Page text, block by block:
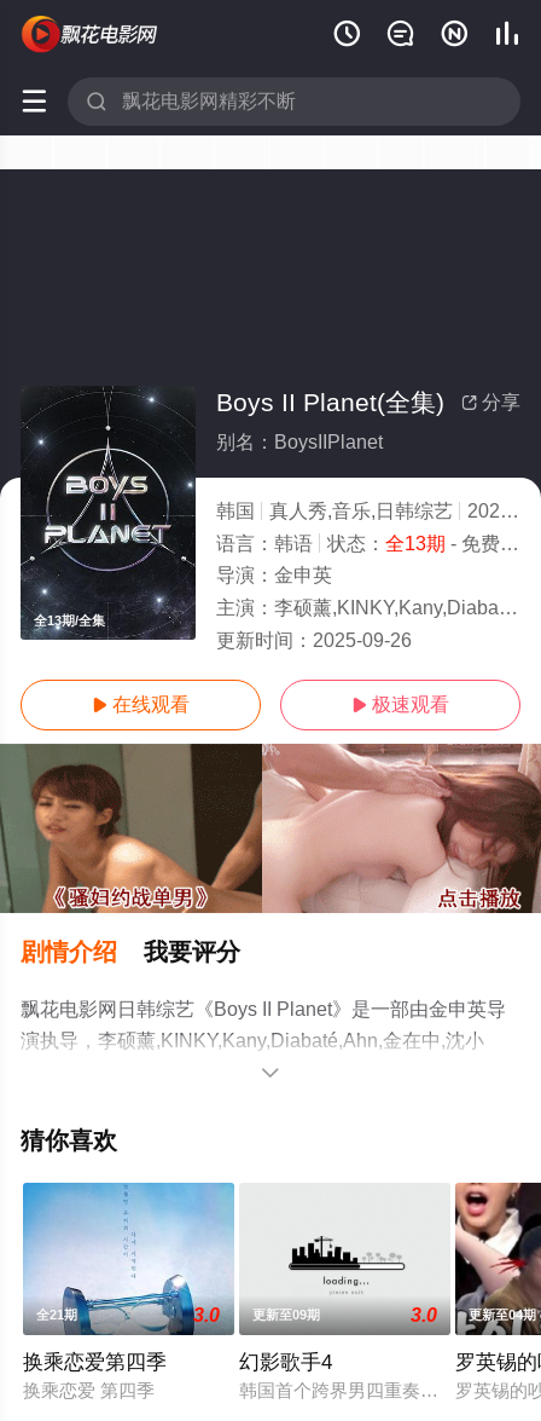
   
 
全13期/全集
 分享
Boys II Planet(全集)
别名：BoysIIPlanet
韩国 真人秀,音乐,日韩综艺 2025
语言： 韩语 状态： 全13期 - 免费在线观看
导演： 金申英
主演： 李硕薰,KINKY,Kany,Diabaté,Ahn,金在中,沈小婷,JLLICK,林韩星,孝琳,白久英,JUSTHIS,章昊,成韩彬,柳
更新时间： 2025-09-26
 在线观看  极速观看
剧情介绍 我要评分
飘花电影网日韩综艺《Boys II Planet》是一部由金申英导
演执导，李硕薰,KINKY,Kany,Diabaté,Ahn,金在中,沈小
婷,JLLICK,林韩星,孝琳,白久英,JUSTHIS,章昊,成韩彬,柳冈
情已揭晓（全13期），手机免费观看高清无删减完整版综
电视猫或剧情网等平台了解。

猜你喜欢
全21期 3.0
换乘恋爱第四季
换乘恋爱 第四季
更新至09期 3.0
幻影歌手4
韩国首个跨界男四重奏节目《幻影歌
更新至04期
罗英锡
罗英锡的